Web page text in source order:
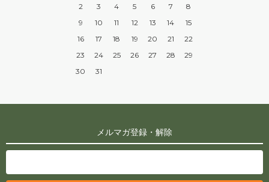
2
3 4 5 6 7
8
9
10 11 12 13 14
15
16
17 18 19 20 21
22
23
24 25 26 27 28
29
30
31
メルマガ登録・解除